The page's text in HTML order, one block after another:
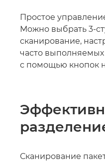
Простое
Можно выбрать 3-
сканирование,
часто
с помощью кнопок
Сканирование